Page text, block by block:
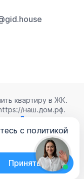
квартиру в ЖК.
наш.дом.рф.
с
Лицензионным
и
с политикой
Принять